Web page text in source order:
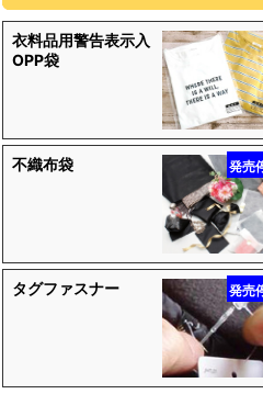
衣料品用警告表示入
OPP袋
発売
不織布袋
発売
タグファスナー